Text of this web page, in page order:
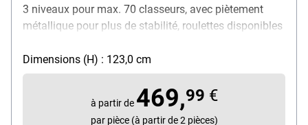
3 niveaux pour max. 70 classeurs, avec piètement
métallique pour plus de stabilité, roulettes disponibles
Dimensions (H) : 123,0 cm
à partir de 469,99 €
par pièce (à partir de 2 pièces)